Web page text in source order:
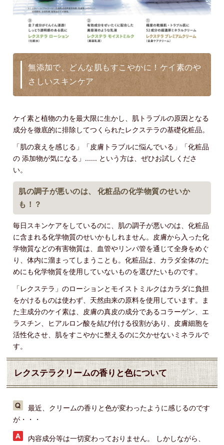
無添加で、どんな肌もすこやかに！ケイ素のや
さしいスキンケア
ケイ素と植物の力を最大限に生かし、肌トラブルの原因となる
成分を徹底的に排除してつくられたレクステラの基礎化粧品。
「肌の衰えを感じる」「皮膚トラブルに悩んでいる」「化粧品
の 添加物が気になる」...... という方は、ぜひお試しくださ
い。
肌の調子が悪いのは、 化粧品の化学物質のせいか
も！？
毎日スキンケアをしているのに、肌の調子が悪いのは、化粧品
に含まれる化学物質のせいかもしれません。皮膚から入った化
学物質などの有害物質は、血管やリンパ管を通じて全身をめぐ
り、体内に溜まってしまうことも。化粧品は、カラダ全体のた
めにも化学物質を使用していないものを選びたいものです。
「レクステラ」のローションとモイストミルクはカラダに負担
をかけるものは使わず、天然由来の原料を使用しています。ま
た主成分のケイ素は、皮膚の真皮の成分であるコラーゲン、エ
ラスチン、ヒアルロン酸を結び付ける役割があり、皮膚細胞を
活性化させ、肌をすこやかに整えるのに欠かせないミネラルで
す。
レクステラクリームの香りと色について
最近、クリームの香りと色が変わったように感じるのです
が・・・
内容成分等は一切変わっておりません。 しかしながら、